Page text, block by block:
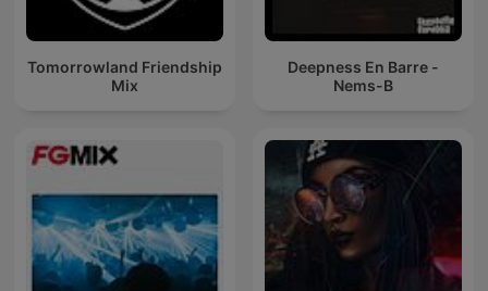
Tomorrowland Friendship
Mix
Deepness En Barre -
Nems-B